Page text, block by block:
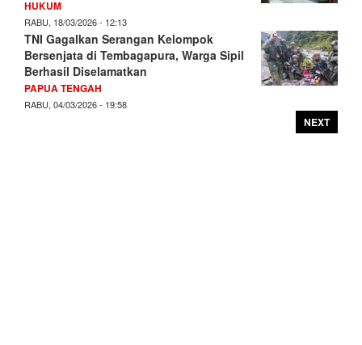
HUKUM
RABU, 18/03/2026 - 12:13
TNI Gagalkan Serangan Kelompok
Bersenjata di Tembagapura, Warga Sipil
Berhasil Diselamatkan
PAPUA TENGAH
RABU, 04/03/2026 - 19:58
NEXT